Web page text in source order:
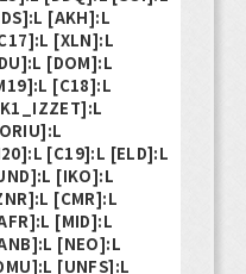
[AKH]:L
[XLN]:L
[DOM]:L
[C18]:L
[C19]:L [ELD]:L
[IKO]:L
[CMR]:L
[MID]:L
[NEO]:L
[UNFS]:L